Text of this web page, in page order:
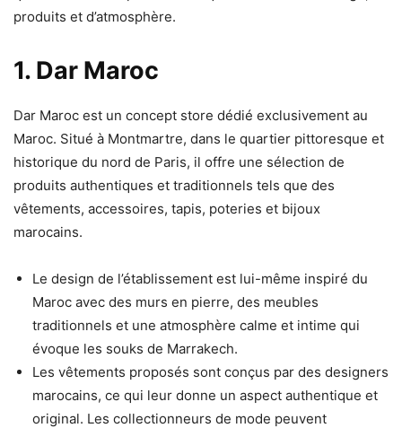
produits et d’atmosphère.
1. Dar Maroc
Dar Maroc est un concept store dédié exclusivement au
Maroc. Situé à Montmartre, dans le quartier pittoresque et
historique du nord de Paris, il offre une sélection de
produits authentiques et traditionnels tels que des
vêtements, accessoires, tapis, poteries et bijoux
marocains.
Le design de l’établissement est lui-même inspiré du
Maroc avec des murs en pierre, des meubles
traditionnels et une atmosphère calme et intime qui
évoque les souks de Marrakech.
Les vêtements proposés sont conçus par des designers
marocains, ce qui leur donne un aspect authentique et
original. Les collectionneurs de mode peuvent